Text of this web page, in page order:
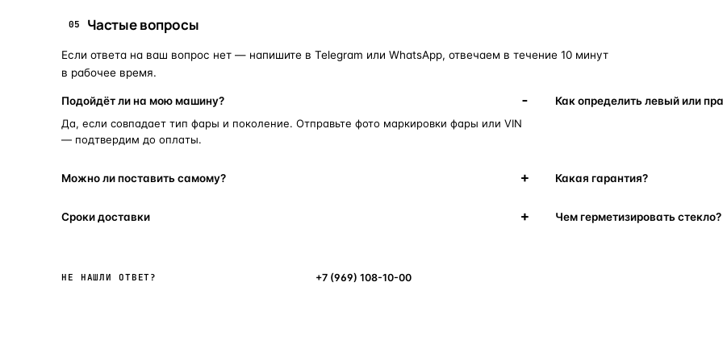
05 Частые вопросы
Если ответа на ваш вопрос нет — напишите в Telegram или WhatsApp, отвечаем в течение 10 минут
в рабочее время.
Подойдёт ли на мою машину?
Да, если совпадает тип фары и поколение. Отправьте фото маркировки фары или VIN
— подтвердим до оплаты.
Как определить левый или
Можно ли поставить самому? Какая гарантия?
Сроки доставки Чем герметизировать стекло?
НЕ НАШЛИ ОТВЕТ? +7 (969) 108-10-00